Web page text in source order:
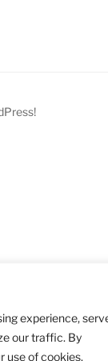
experience,
our traffic. By
use of cookies.